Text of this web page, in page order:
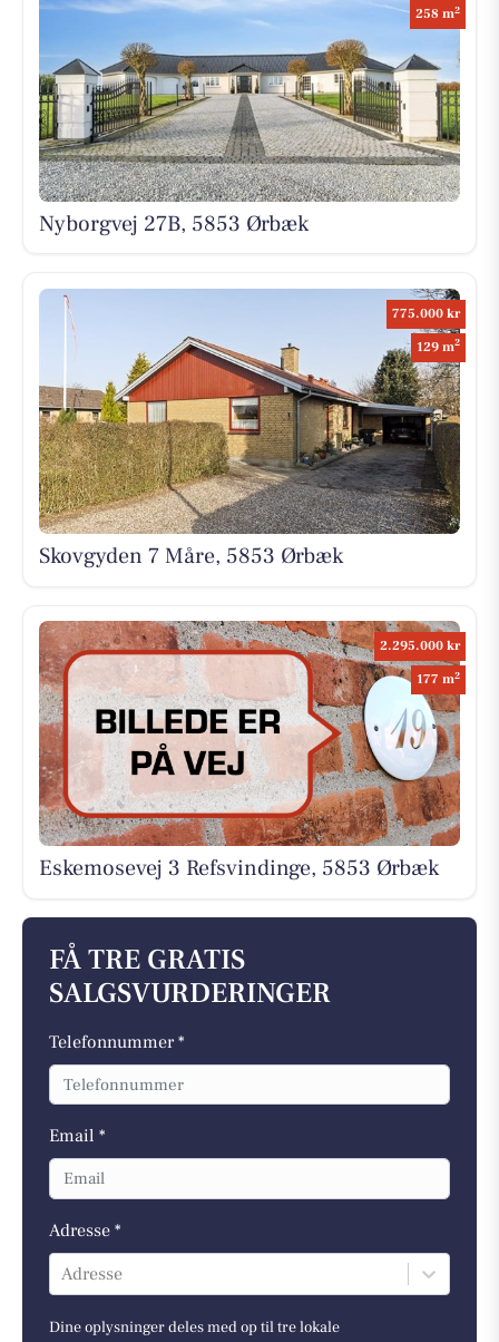
258 m2
Nyborgvej 27B, 5853 Ørbæk
775.000 kr
129 m2
Skovgyden 7 Måre, 5853 Ørbæk
2.295.000 kr
177 m2
Eskemosevej 3 Refsvindinge, 5853 Ørbæk
FÅ TRE GRATIS
SALGSVURDERINGER
Telefonnummer *
Email *
Adresse *
Adresse
Dine oplysninger deles med op til tre lokale